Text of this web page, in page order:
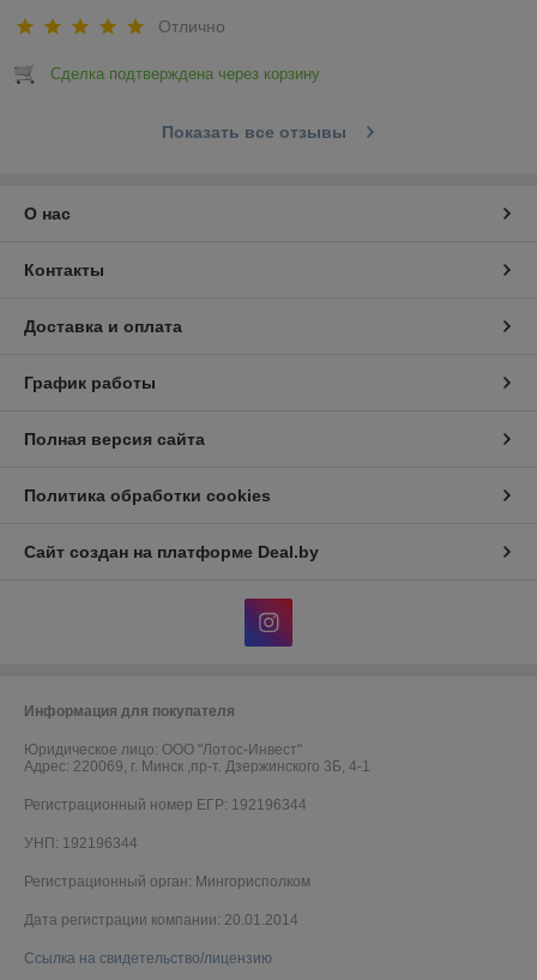
Отлично
Сделка подтверждена через корзину
Показать все отзывы
О нас
Контакты
Доставка и оплата
График работы
Полная версия сайта
Политика обработки cookies
Сайт создан на платформе Deal.by
Информация для покупателя
Юридическое лицо: ООО "Лотос-Инвест"
Адрес: 220069, г. Минск ,пр-т. Дзержинского 3Б, 4-1
Регистрационный номер ЕГР: 192196344
УНП: 192196344
Регистрационный орган: Мингорисполком
Дата регистрации компании: 20.01.2014
Ссылка на свидетельство/лицензию